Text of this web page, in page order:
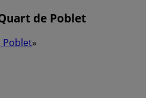
de Poblet
Poblet»